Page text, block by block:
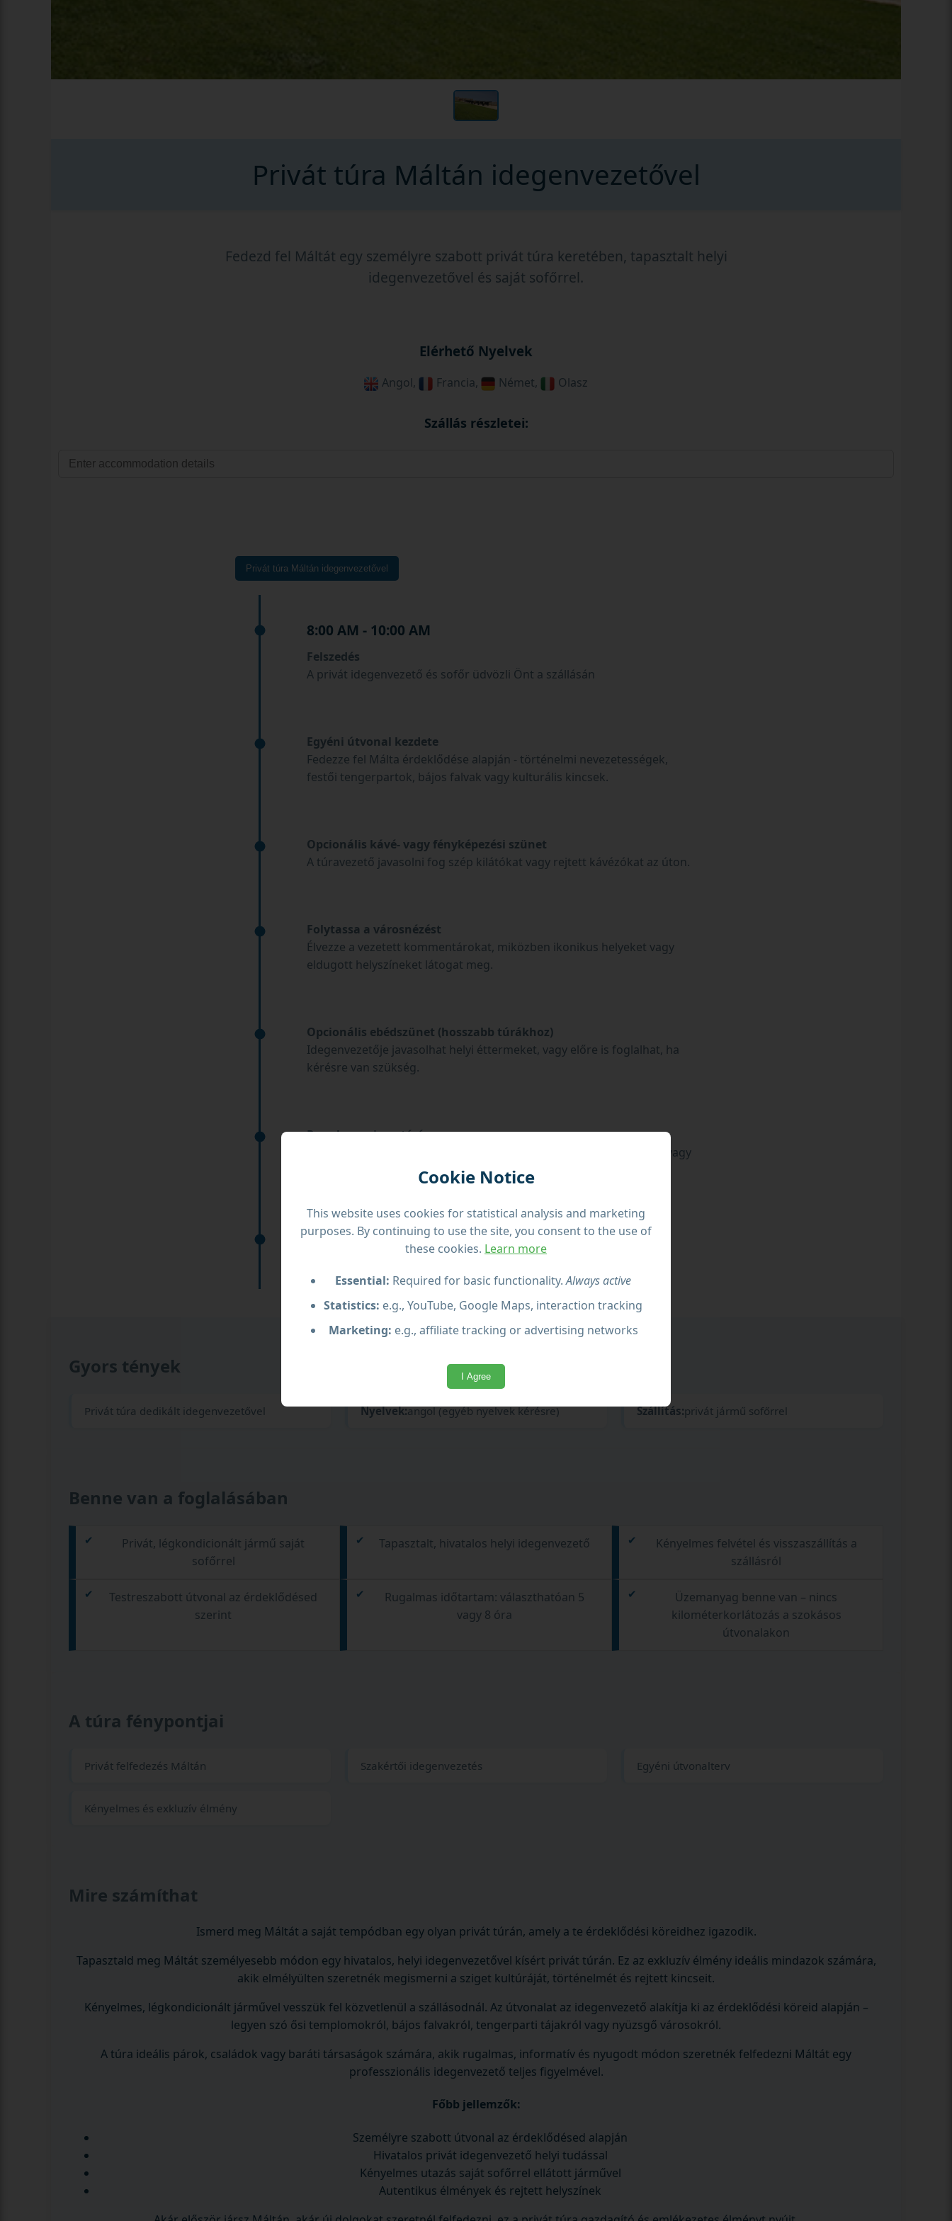
Cookie Notice
This website uses cookies for statistical analysis and marketing
purposes. By continuing to use the site, you consent to the use of
these cookies. Learn more
Essential: Required for basic functionality.Always active
Statistics: e.g., YouTube, Google Maps, interaction tracking
Marketing: e.g., affiliate tracking or advertising networks
I Agree
Privát túra Máltán idegenvezetővel
Fedezd fel Máltát egy személyre szabott privát túra keretében, tapasztalt helyi
idegenvezetővel és saját sofőrrel.
Elérhető Nyelvek
Angol, Francia, Német, Olasz
Szállás részletei:
Privát túra Máltán idegenvezetővel
8:00 AM - 10:00 AM
Felszedés
A privát idegenvezető és sofőr üdvözli Önt a szállásán
Egyéni útvonal kezdete
Fedezze fel Málta érdeklődése alapján - történelmi nevezetességek,
festői tengerpartok, bájos falvak vagy kulturális kincsek.
Opcionális kávé- vagy fényképezési szünet
A túravezető javasolni fog szép kilátókat vagy rejtett kávézókat az úton.
Folytassa a városnézést
Élvezze a vezetett kommentárokat, miközben ikonikus helyeket vagy
eldugott helyszíneket látogat meg.
Opcionális ebédszünet (hosszabb túrákhoz)
Idegenvezetője javasolhat helyi éttermeket, vagy előre is foglalhat, ha
kérésre van szükség.
Rugalmas visszatérés
Térjen vissza a saját tempójában, időt hagyva az utolsó megállókra vagy
Kihelyezés
A szállásánál leteszik, és felejthetetlen emlékekkel távozik Máltáról.
Gyors tények
Privát túra dedikált idegenvezetővel Nyelvek:angol (egyéb nyelvek kérésre) Szállítás:privát jármű sofőrrel
Benne van a foglalásában
Privát, légkondicionált jármű saját
sofőrrel
Tapasztalt, hivatalos helyi idegenvezető
Kényelmes felvétel és visszaszállítás a
szállásról
Testreszabott útvonal az érdeklődésed
szerint
Rugalmas időtartam: választhatóan 5
vagy 8 óra
Üzemanyag benne van – nincs
kilométerkorlátozás a szokásos
útvonalakon
A túra fénypontjai
Privát felfedezés Máltán Szakértői idegenvezetés Egyéni útvonalterv
Kényelmes és exkluzív élmény
Mire számíthat
Ismerd meg Máltát a saját tempódban egy olyan privát túrán, amely a te érdeklődési köreidhez igazodik.
Tapasztald meg Máltát személyesebb módon egy hivatalos, helyi idegenvezetővel kísért privát túrán. Ez az exkluzív élmény ideális mindazok számára,
akik elmélyülten szeretnék megismerni a sziget kultúráját, történelmét és rejtett kincseit.
Kényelmes, légkondicionált járművel vesszük fel közvetlenül a szállásodnál. Az útvonalat az idegenvezető alakítja ki az érdeklődési köreid alapján –
legyen szó ősi templomokról, bájos falvakról, tengerparti tájakról vagy nyüzsgő városokról.
A túra ideális párok, családok vagy baráti társaságok számára, akik rugalmas, informatív és nyugodt módon szeretnék felfedezni Máltát egy
professzionális idegenvezető teljes figyelmével.
Főbb jellemzők:
Személyre szabott útvonal az érdeklődésed alapján
Hivatalos privát idegenvezető helyi tudással
Kényelmes utazás saját sofőrrel ellátott járművel
Autentikus élmények és rejtett helyszínek